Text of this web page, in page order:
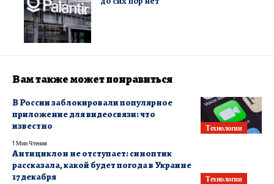
Вам также может понравиться
Технологии
В России заблокировали популярное
приложение для видеосвязи: что
известно
1 Мин Чтения
Технологии
Антициклон не отступает: синоптик
рассказала, какой будет погода в Украине
17 декабря